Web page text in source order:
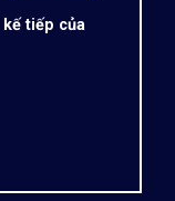
tiếp của